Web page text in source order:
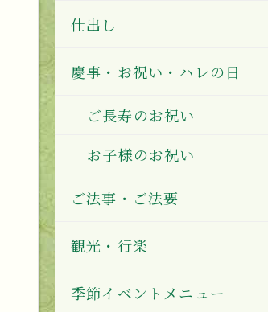
仕出し
慶事・お祝い・ハレの日
ご長寿のお祝い
お子様のお祝い
ご法事・ご法要
観光・行楽
季節イベントメニュー